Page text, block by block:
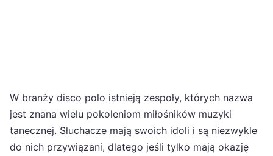
W branży disco polo istnieją zespoły, których nazwa
jest znana wielu pokoleniom miłośników muzyki
tanecznej. Słuchacze mają swoich idoli i są niezwykle
do nich przywiązani, dlatego jeśli tylko mają okazję